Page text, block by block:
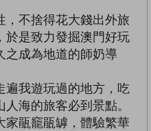
不捨得花大錢出外旅
於是致力發掘澳門好玩
之成為地道的師奶導
我遊玩過的地方，吃
海的旅客必到景點。
家瓹竉瓹罅，體驗繁華